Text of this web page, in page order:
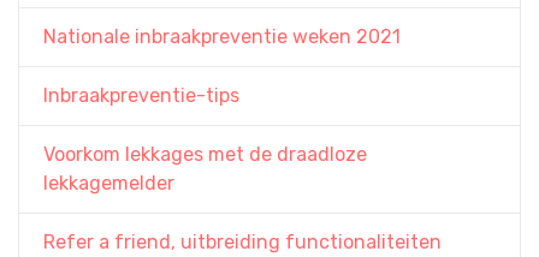
Nationale inbraakpreventie weken 2021
Inbraakpreventie-tips
Voorkom lekkages met de draadloze
lekkagemelder
Refer a friend, uitbreiding functionaliteiten